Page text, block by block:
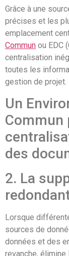
Grâce à une
précises et les
emplacement
Commun ou EDC
centralisation
toutes les
gestion de projet.
Un
Commun
des
2. La
Lorsque
sources de
données et des
revanche, élimine